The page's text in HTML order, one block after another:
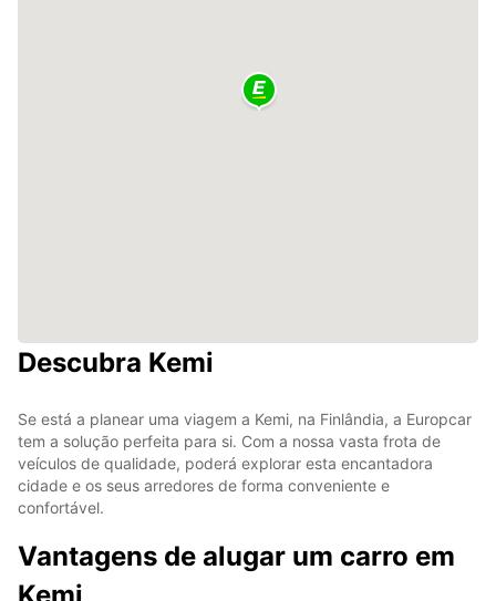
Descubra Kemi
Se está a planear uma viagem a Kemi, na Finlândia, a Europcar
tem a solução perfeita para si. Com a nossa vasta frota de
veículos de qualidade, poderá explorar esta encantadora
cidade e os seus arredores de forma conveniente e
confortável.
Vantagens de alugar um carro em